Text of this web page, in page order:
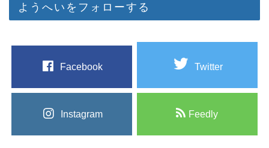
ようへいをフォローする
Facebook Twitter
Instagram Feedly